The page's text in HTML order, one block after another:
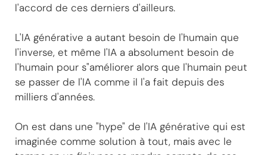
l'accord de ces derniers d'ailleurs.
L'IA générative a autant besoin de l'humain que
l'inverse, et même l'IA a absolument besoin de
l'humain pour s"améliorer alors que l'humain peut
se passer de l'IA comme il l'a fait depuis des
milliers d'années.
On est dans une "hype" de l'IA générative qui est
imaginée comme solution à tout, mais avec le